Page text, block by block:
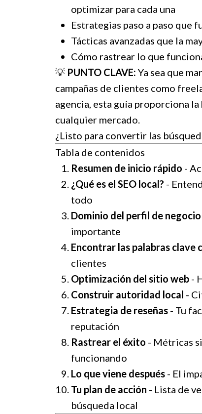
optimizar para cada una
Estrategias paso a paso que
Tácticas avanzadas que la
Cómo rastrear lo que
💡 PUNTO CLAVE: Ya sea que
campañas de clientes como
agencia, esta guía proporciona
cualquier mercado.
¿Listo para convertir las
Tabla de contenidos
Resumen de inicio rápido -
¿Qué es el SEO local? -
todo
Dominio del perfil de
importante
Encontrar las palabras clave
clientes
Optimización del sitio web -
Construir autoridad local -
Estrategia de reseñas - Tu
reputación
Rastrear el éxito - Métricas
funcionando
Lo que viene después - El
Tu plan de acción - Lista de
búsqueda local